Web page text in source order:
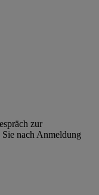
zur
nach Anmeldung